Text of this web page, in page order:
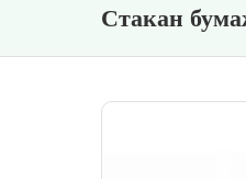
Стакан